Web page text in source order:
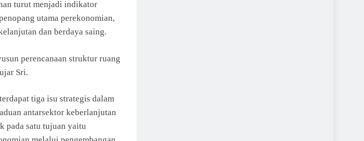
turut menjadi indikator
utama perekonomian,
dan berdaya saing.
perencanaan struktur ruang
Sri.
tiga isu strategis dalam
antarsektor keberlanjutan
pada satu tujuan yaitu